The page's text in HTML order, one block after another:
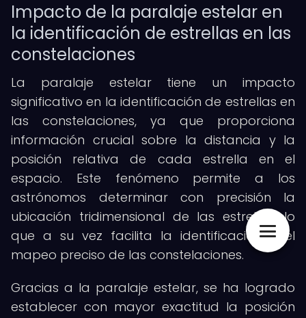
Impacto de la paralaje estelar en
la identificación de estrellas en las
constelaciones
La paralaje estelar tiene un impacto
significativo en la identificación de estrellas en
las constelaciones, ya que proporciona
información crucial sobre la distancia y la
posición relativa de cada estrella en el
espacio. Este fenómeno permite a los
astrónomos determinar con precisión la
ubicación tridimensional de las estrellas, lo
que a su vez facilita la identificación y el
mapeo preciso de las constelaciones.
Gracias a la paralaje estelar, se ha logrado
establecer con mayor exactitud la posición